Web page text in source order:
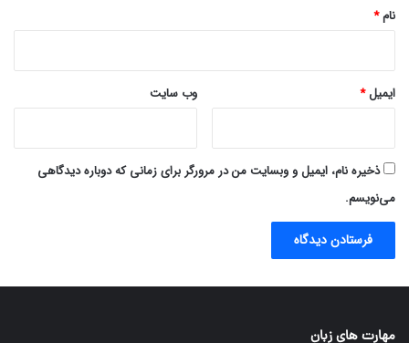
نام*
ایمیل* وب‌ سایت
ذخیره نام، ایمیل و وبسایت من در مرورگر برای زمانی که دوباره دیدگاهی
می‌نویسم.
مهارت های زبان